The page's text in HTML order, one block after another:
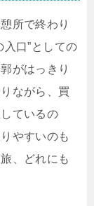
所で終わり
口”としての
がはっきり
ながら、買
ているの
やすいのも
、どれにも